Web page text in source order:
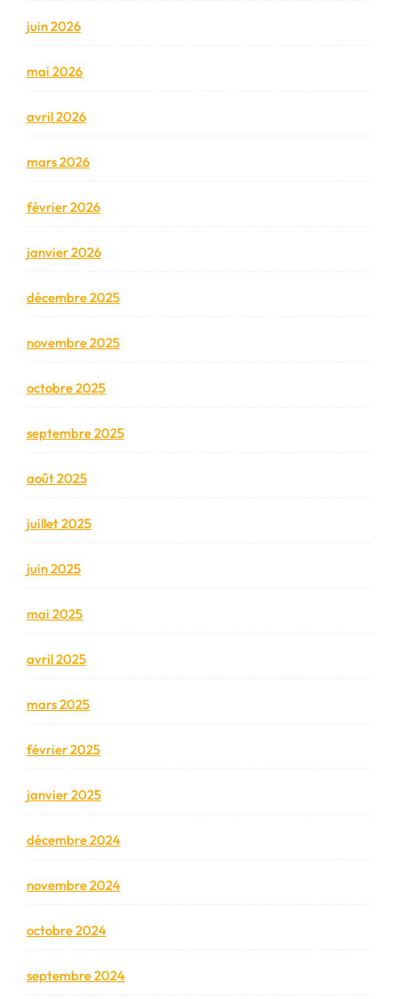
juin 2026
mai 2026
avril 2026
mars 2026
février 2026
janvier 2026
décembre 2025
novembre 2025
octobre 2025
septembre 2025
août 2025
juillet 2025
juin 2025
mai 2025
avril 2025
mars 2025
février 2025
janvier 2025
décembre 2024
novembre 2024
octobre 2024
septembre 2024